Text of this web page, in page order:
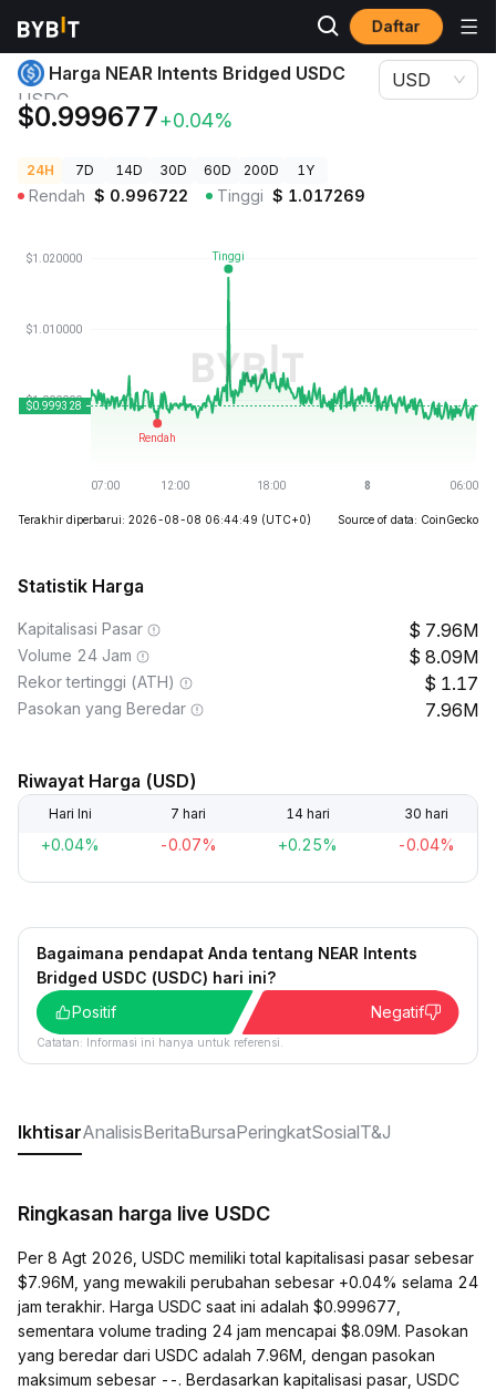
Daftar
Harga Kripto Harga NEAR Intents Bridged USDC USDC
Harga NEAR Intents Bridged USDC
USDC
$0.999677+0.04%
USD
24H 7D 14D 30D 60D 200D 1Y
Rendah $ 0.996722 Tinggi $ 1.017269
Terakhir diperbarui: 2026-08-08 06:44:49 (UTC+0) Source of data: CoinGecko
Statistik Harga
Kapitalisasi Pasar 7.96M
Volume 24 Jam 8.09M
Rekor tertinggi (ATH) 1.17
Pasokan yang Beredar 7.96M
Riwayat Harga (USD)
Hari Ini 7 hari 14 hari 30 hari
+0.04% -0.07% +0.25% -0.04%
Bagaimana pendapat Anda tentang NEAR Intents
Bridged USDC (USDC) hari ini?
Positif
Negatif
Catatan: Informasi ini hanya untuk referensi.
IkhtisarAnalisisBeritaBursaPeringkatSosialT&J
Ringkasan harga live USDC
Per 8 Agt 2026, USDC memiliki total kapitalisasi pasar sebesar
$7.96M, yang mewakili perubahan sebesar +0.04% selama 24
jam terakhir. Harga USDC saat ini adalah $0.999677,
sementara volume trading 24 jam mencapai $8.09M. Pasokan
yang beredar dari USDC adalah 7.96M, dengan pasokan
maksimum sebesar --. Berdasarkan kapitalisasi pasar, USDC